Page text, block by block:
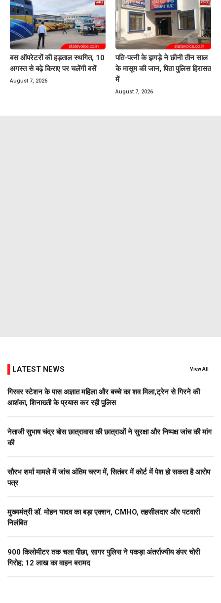
बस ऑपरेटरों की हड़ताल स्थगित, 10
अगस्त से बढ़े किराए पर चलेंगी बसें
August 7, 2026
पति-पत्नी के झगड़े ने छीनी तीन साल
के मासूम की जान, पिता पुलिस हिरासत
में
August 7, 2026
LATEST NEWS View All
गिरवर स्टेशन के पास अज्ञात महिला और बच्चे का शव मिला,ट्रेन से गिरने की
आशंका, शिनाख्ती के प्रयास कर रही पुलिस
नेताजी सुभाष चंद्र बोस छात्रावास की छात्राओं ने सुरक्षा और निष्पक्ष जांच की मांग
की
सौरभ शर्मा मामले में जांच अंतिम चरण में, सितंबर में कोर्ट में पेश हो सकता है आरोप
पत्र
मुख्यमंत्री डॉ. मोहन यादव का बड़ा एक्शन, CMHO, तहसीलदार और पटवारी
निलंबित
900 किलोमीटर तक चला पीछा, सागर पुलिस ने पकड़ा अंतर्राज्यीय डंपर चोरी
गिरोह; 12 लाख का वाहन बरामद